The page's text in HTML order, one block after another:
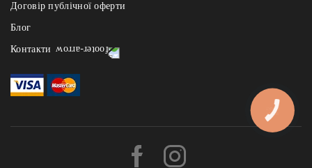
Договір публічної оферти
Блог
Контакти
- на Узвозі: +38 (067) 121 84 91, Андріївський узвіз 2а
- на Арсенальній: +38 (067) 121 84 91, вул. І.Мазепи 1
- на Славутичі: +38 (067) 121 84 91, Миколи Бажана 1и, БЦ «The
Львівські Пляцки щодня з 10:00 - до 21:00 :
КНОПКА
ЗВ'ЯЗКУ